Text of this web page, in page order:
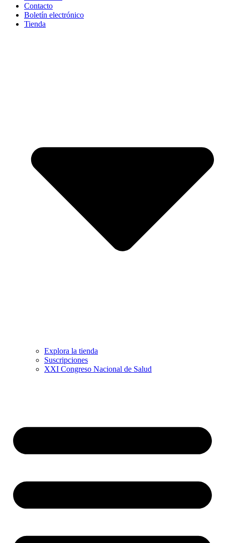
Contacto
Boletín electrónico
Tienda
Explora la tienda
Suscripciones
XXI Congreso Nacional de Salud